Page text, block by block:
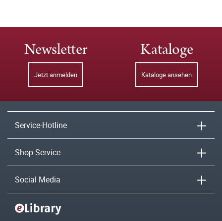
Newsletter
Jetzt anmelden
Kataloge
Kataloge ansehen
Service-Hotline
Shop-Service
Social Media